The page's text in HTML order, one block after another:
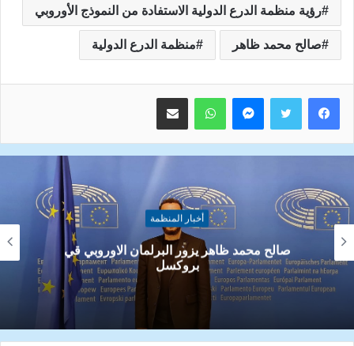
رؤية منظمة الدرع الدولية الاستفادة من النموذج الأوروبي
صالح محمد ظاهر منظمة الدرع الدولية
ماسنجر واتساب مشاركة عبر البريد
أخبار المنظمة
صالح محمد ظاهر يزور البرلمان الاوروبي قي
بروكسل